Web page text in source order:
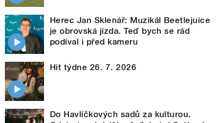
Herec Jan Sklenář: Muzikál Beetlejuice
je obrovská jízda. Teď bych se rád
podíval i před kameru
Hit týdne 26. 7. 2026
Do Havlíčkových sadů za kulturou.